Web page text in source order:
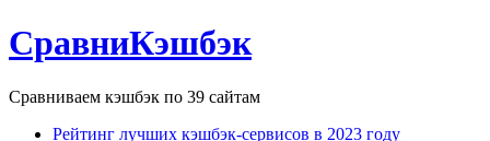
СравниКэшбэк
Сравниваем кэшбэк по 39 сайтам
Рейтинг лучших кэшбэк-сервисов в 2023 году